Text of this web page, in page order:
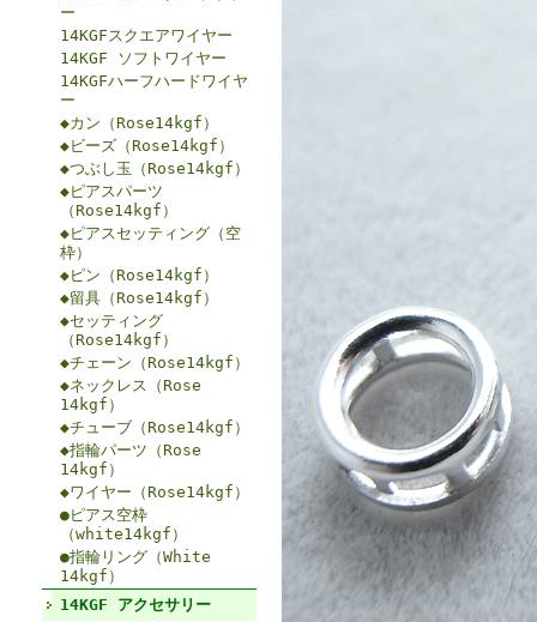
ー
14KGFスクエアワイヤー
14KGF ソフトワイヤー
14KGFハーフハードワイヤ
ー
◆カン（Rose14kgf）
◆ビーズ（Rose14kgf）
◆つぶし玉（Rose14kgf）
◆ピアスパーツ
（Rose14kgf）
◆ピアスセッティング（空
枠）
◆ピン（Rose14kgf）
◆留具（Rose14kgf）
◆セッティング
（Rose14kgf）
◆チェーン（Rose14kgf）
◆ネックレス（Rose
14kgf）
◆チューブ（Rose14kgf）
◆指輪パーツ（Rose
14kgf）
◆ワイヤー（Rose14kgf）
●ピアス空枠
（white14kgf）
●指輪リング（White
14kgf）
14KGF アクセサリー